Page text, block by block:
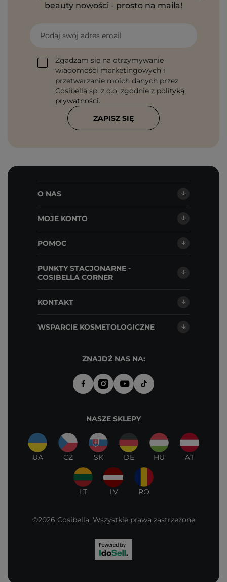
beauty nowości - prosto na maila!
Podaj swój adres email
Zgadzam się na otrzymywanie
wiadomości marketingowych i
przetwarzanie moich danych przez
Cosibella sp. z o.o, zgodnie z polityką
prywatności.
ZAPISZ SIĘ
O NAS
MOJE KONTO
POMOC
PUNKTY STACJONARNE -
COSIBELLA CORNER
KONTAKT
WSPARCIE KOSMETOLOGICZNE
ZNAJDŹ NAS NA:
NASZE SKLEPY
UA CZ SK DE HU AT
LT LV RO
©2026 Cosibella. Wszystkie prawa zastrzeżone